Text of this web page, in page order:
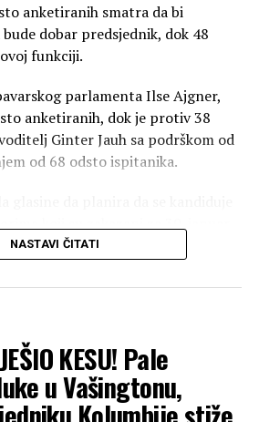
anketiranih smatra da bi
dobar predsjednik, dok 48
funkciji.
parlamenta Ilse Ajgner,
anketiranih, dok je protiv 38
Ginter Jauh sa podrškom od
od 68 odsto ispitanika.
ispitanika navode da ih ne
kandidata, a 19 procanata navija
u Njemačkoj bili samo
NASTAVI ČITATI
KESU! Pale
u Vašingtonu,